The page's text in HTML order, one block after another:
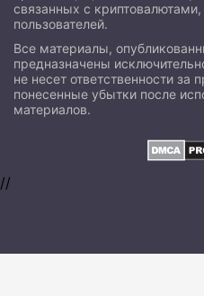
связанных с
пользователей.
Все материалы,
предназначены
не несет ответственности
понесенные убытки после
материалов.
//